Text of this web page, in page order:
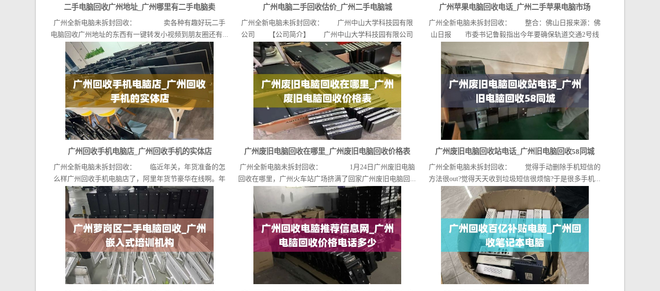
二手电脑回收广州地址_广州哪里有二手电脑卖
广州全新电脑未拆封回收： 卖各种有趣好玩二手
电脑回收广州地址的东西有一键转发小视频到朋友圈还有...
广州电脑二手回收估价_广州二手电脑城
广州全新电脑未拆封回收： 广州中山大学科技园有限
公司 【公司简介】 广州中山大学科技园有限公司
（官...
广州苹果电脑回收电话_广州二手苹果电脑市场
广州全新电脑未拆封回收： 整合：佛山日报来源：佛
山日报 市委书记鲁毅指出今年要确保轨道交通2号线
广州回收手机电脑店_广州回收手机的实体店
广州全新电脑未拆封回收： 临近年关，年货准备的怎
么样广州回收手机电脑店了，阿里年货节豪华在线啊。年
货准...
广州废旧电脑回收在哪里_广州废旧电脑回收价格表
广州全新电脑未拆封回收： 1月24日广州废旧电脑
回收在哪里，广州火车站广场挤满了回家广州废旧电脑回...
广州废旧电脑回收站电话_广州旧电脑回收58同城
广州全新电脑未拆封回收： 觉得手动删除手机短信的
方法很out?觉得天天收到垃圾短信很烦恼?于是很多手机...